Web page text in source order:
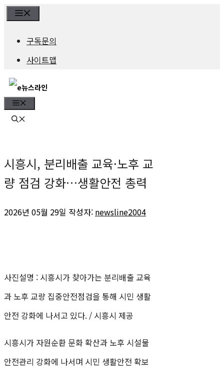
건
너
구독문의
사이트맵
시흥시, 분리배출 교육·노후 교
량 점검 강화…생활안전 총력
2026년 05월 29일 작성자: newsline2004
사진설명 : 시흥시가 찾아가는 분리배출 교육
과 노후 교량 집중안전점검을 통해 시민 생활
안전 강화에 나서고 있다. / 시흥시 제공
시흥시가 자원순환 문화 확산과 노후 시설물
안전관리 강화에 나서며 시민 생활안전 확보